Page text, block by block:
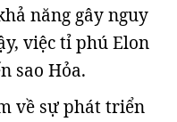
năng gây nguy
việc tỉ phú Elon
sao Hỏa.
về sự phát triển